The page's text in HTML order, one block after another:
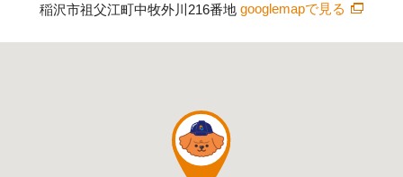
稲沢市祖父江町中牧外川216番地 googlemapで見る